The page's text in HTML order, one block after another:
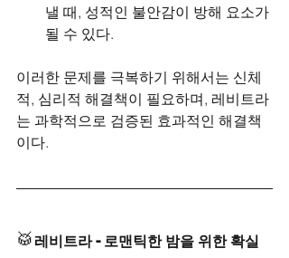
낼 때, 성적인 불안감이 방해 요소가
될 수 있다.
이러한 문제를 극복하기 위해서는 신체
적, 심리적 해결책이 필요하며, 레비트라
는 과학적으로 검증된 효과적인 해결책
이다.
🥁 레비트라 - 로맨틱한 밤을 위한 확실